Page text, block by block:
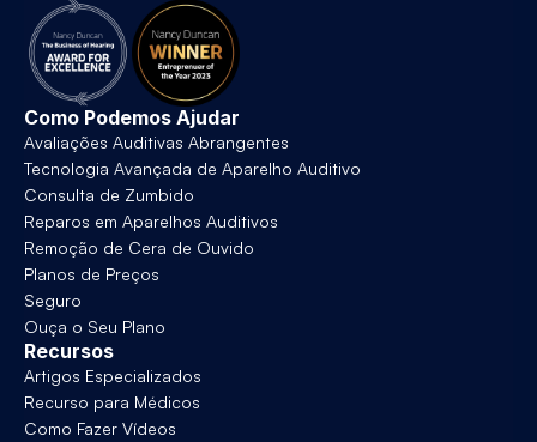
Como Podemos Ajudar
Avaliações Auditivas Abrangentes
Tecnologia Avançada de Aparelho Auditivo
Consulta de Zumbido
Reparos em Aparelhos Auditivos
Remoção de Cera de Ouvido
Planos de Preços
Seguro
Ouça o Seu Plano
Recursos
Artigos Especializados
Recurso para Médicos
Como Fazer Vídeos